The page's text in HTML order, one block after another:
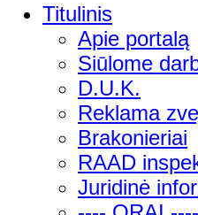
Titulinis
Apie portalą
Siūlome
D.U.K.
Reklama
Brakonieriai
RAAD
Juridinė